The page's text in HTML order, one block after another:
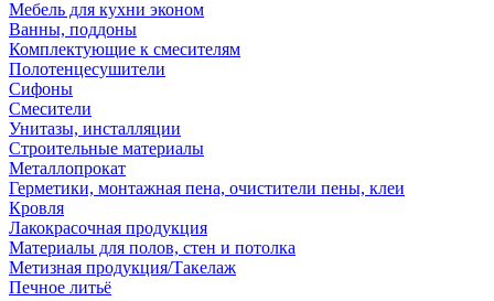
Мебель для кухни эконом
Ванны, поддоны
Комплектующие к смесителям
Полотенцесушители
Сифоны
Смесители
Унитазы, инсталляции
Строительные материалы
Металлопрокат
Герметики, монтажная пена, очистители пены, клеи
Кровля
Лакокрасочная продукция
Материалы для полов, стен и потолка
Метизная продукция/Такелаж
Печное литьё